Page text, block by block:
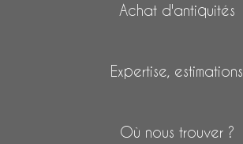
Achat d'antiquités
Expertise, estimations
Où nous trouver ?